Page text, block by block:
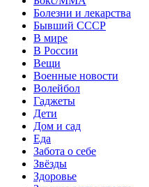
Болезни и лекарства
Бывший СССР
В мире
В России
Вещи
Военные новости
Волейбол
Гаджеты
Дети
Дом и сад
Еда
Забота о себе
Звёзды
Здоровье